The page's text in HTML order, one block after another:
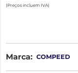
(Preços incluem IVA)
Marca: COMPEED